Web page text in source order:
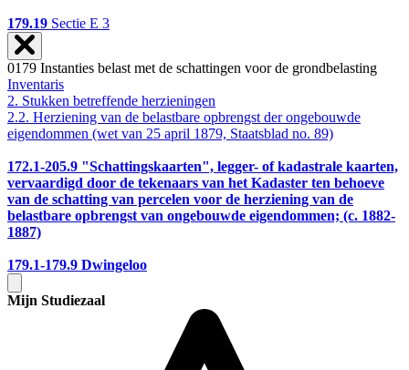
179.19 Sectie E 3
0179 Instanties belast met de schattingen voor de grondbelasting
Inventaris
2. Stukken betreffende herzieningen
2.2. Herziening van de belastbare opbrengst der ongebouwde
eigendommen (wet van 25 april 1879, Staatsblad no. 89)
172.1-205.9 "Schattingskaarten", legger- of kadastrale kaarten,
vervaardigd door de tekenaars van het Kadaster ten behoeve
van de schatting van percelen voor de herziening van de
belastbare opbrengst van ongebouwde eigendommen; (c. 1882-
1887)
179.1-179.9 Dwingeloo
Mijn Studiezaal